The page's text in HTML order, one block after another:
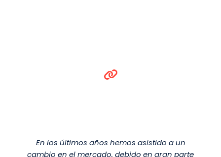
En los últimos años hemos asistido a un
cambio en el mercado, debido en gran parte